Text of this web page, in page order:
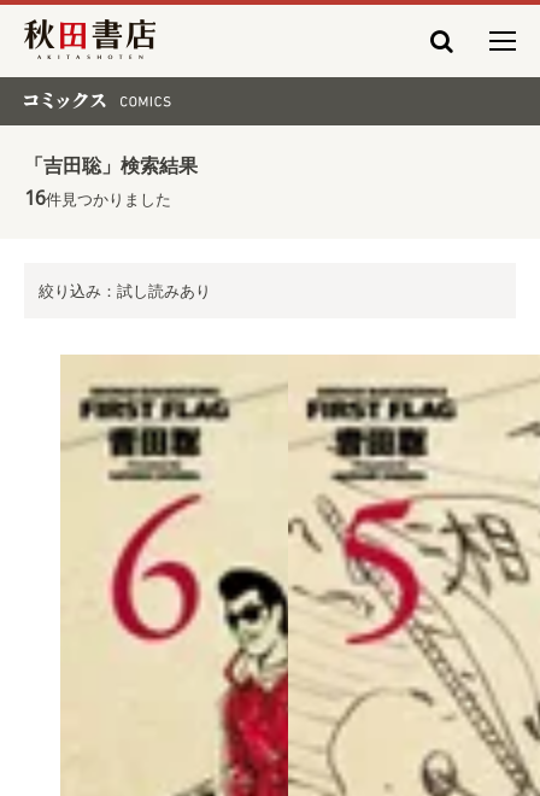
秋田書店
「吉田聡」検索結果
16件見つかりました
絞り込み：試し読みあり